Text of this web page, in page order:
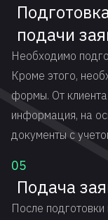
подачи
Необходимо
Кроме этого,
формы. От
информация, на
документы с
05
Подача
После